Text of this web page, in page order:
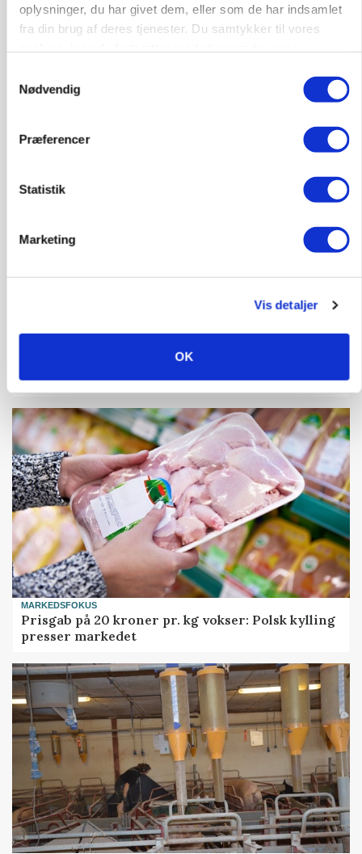
oplysninger, du har givet dem, eller som de har indsamlet
fra din brug af deres tjenester. Du samtykker til vores
Nødvendig
Præferencer
Statistik
Marketing
Vis detaljer
OK
Leder til klimastald
Klimastald
9670, Løgstør 03. aug.
Ejer eller medejer? Nyt tv-format udfordrer
landbrugets ejerstruktur
MARKEDSFOKUS
Prisgab på 20 kroner pr. kg vokser: Polsk kylling
presser markedet